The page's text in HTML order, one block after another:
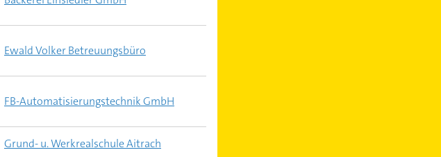
Ewald Volker Betreuungsbüro
FB-Automatisierungstechnik GmbH
Grund- u. Werkrealschule Aitrach